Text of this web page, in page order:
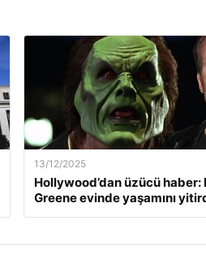
13/12/2025
Hollywood’dan üzücü haber:
Greene evinde yaşamını